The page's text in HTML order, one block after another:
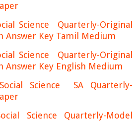
Science Quarterly-Original
Answer Key Tamil Medium
Science Quarterly-Original
Answer Key English Medium
Science SA Quarterly-
Science Quarterly-Model